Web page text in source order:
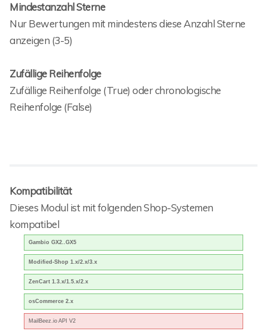
Mindestanzahl Sterne
Nur Bewertungen mit mindestens diese Anzahl Sterne
anzeigen (3-5)
Zufällige Reihenfolge
Zufällige Reihenfolge (True) oder chronologische
Reihenfolge (False)
Kompatibilität
Dieses Modul ist mit folgenden Shop-Systemen
kompatibel
Gambio GX2..GX5
Modified-Shop 1.x/2.x/3.x
ZenCart 1.3.x/1.5.x/2.x
osCommerce 2.x
MailBeez.io API V2